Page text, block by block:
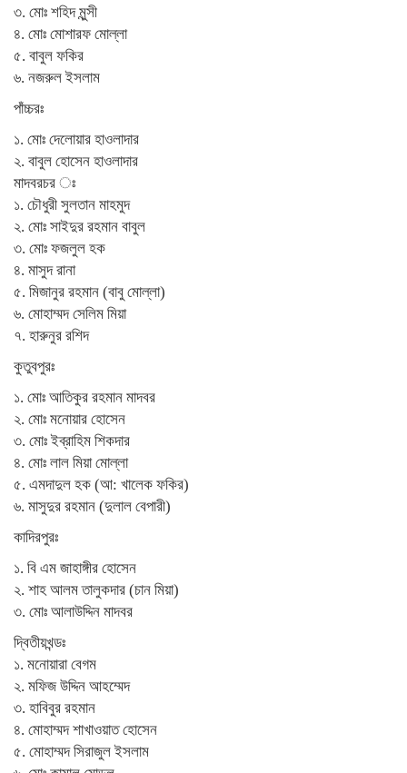
৩. মোঃ শহিদ মুন্সী
৪. মোঃ মোশারফ মোল্লা
৫. বাবুল ফকির
৬. নজরুল ইসলাম
পাঁচ্চরঃ
১. মোঃ দেলোয়ার হাওলাদার
২. বাবুল হোসেন হাওলাদার
মাদবরচর ঃ
১. চৌধুরী সুলতান মাহমুদ
২. মোঃ সাইদুর রহমান বাবুল
৩. মোঃ ফজলুল হক
৪. মাসুদ রানা
৫. মিজানুর রহমান (বাবু মোল্লা)
৬. মোহাম্মদ সেলিম মিয়া
৭. হারুনুর রশিদ
কুতুবপুরঃ
১. মোঃ আতিকুর রহমান মাদবর
২. মোঃ মনোয়ার হোসেন
৩. মোঃ ইব্রাহিম শিকদার
৪. মোঃ লাল মিয়া মোল্লা
৫. এমদাদুল হক (আ: খালেক ফকির)
৬. মাসুদুর রহমান (দুলাল বেপারী)
কাদিরপুরঃ
১. বি এম জাহাঙ্গীর হোসেন
২. শাহ আলম তালুকদার (চান মিয়া)
৩. মোঃ আলাউদ্দিন মাদবর
দ্বিতীয়খন্ডঃ
১. মনোয়ারা বেগম
২. মফিজ উদ্দিন আহম্মেদ
৩. হাবিবুর রহমান
৪. মোহাম্মদ শাখাওয়াত হোসেন
৫. মোহাম্মদ সিরাজুল ইসলাম